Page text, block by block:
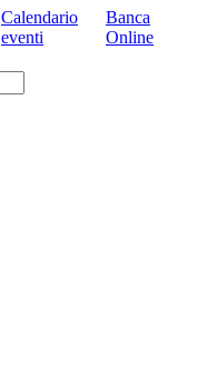
Calendario
eventi
Banca
Online